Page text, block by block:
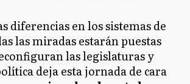
diferencias en los sistemas de
las miradas estarán puestas
las legislaturas y
deja esta jornada de cara